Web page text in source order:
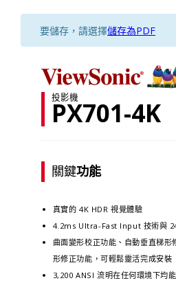
要儲存，請選擇儲存為PDF
投影機
PX701-4K
關鍵功能
真實的 4K HDR 視覺體驗
4.2ms Ultra-Fast Input 技術與
曲面變形校正功能、自動垂直梯
形修正功能，可輕鬆靈活完成安裝
3,200 ANSI 流明在任何環境下均